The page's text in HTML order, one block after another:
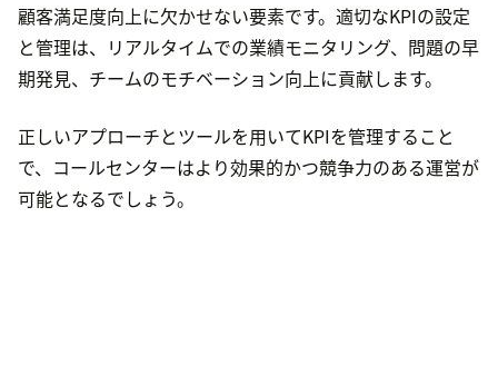
顧客満足度向上に欠かせない要素です。適切なKPIの設定
と管理は、リアルタイムでの業績モニタリング、問題の早
期発見、チームのモチベーション向上に貢献します。
正しいアプローチとツールを用いてKPIを管理すること
で、コールセンターはより効果的かつ競争力のある運営が
可能となるでしょう。